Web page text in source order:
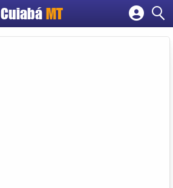
Cuiabá MT
Cadastrar empresa